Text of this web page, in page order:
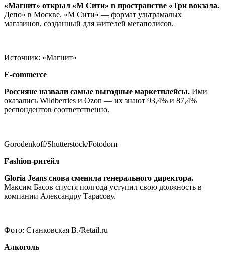
«Магнит» открыл «М Сити» в пространстве «Три вокзала.
Депо» в Москве. «М Сити» — формат ультрамалых
магазинов, созданный для жителей мегаполисов.
Источник: «Магнит»
E-commerce
Россияне назвали самые выгодные маркетплейсы. Ими
оказались Wildberries и Ozon — их знают 93,4% и 87,4%
респондентов соответственно.
Gorodenkoff/Shutterstock/Fotodom
Fashion-ритейл
Gloria Jeans снова сменила генерального директора.
Максим Басов спустя полгода уступил свою должность в
компании Александру Тарасову.
Фото: Станковская В./Retail.ru
Алкоголь